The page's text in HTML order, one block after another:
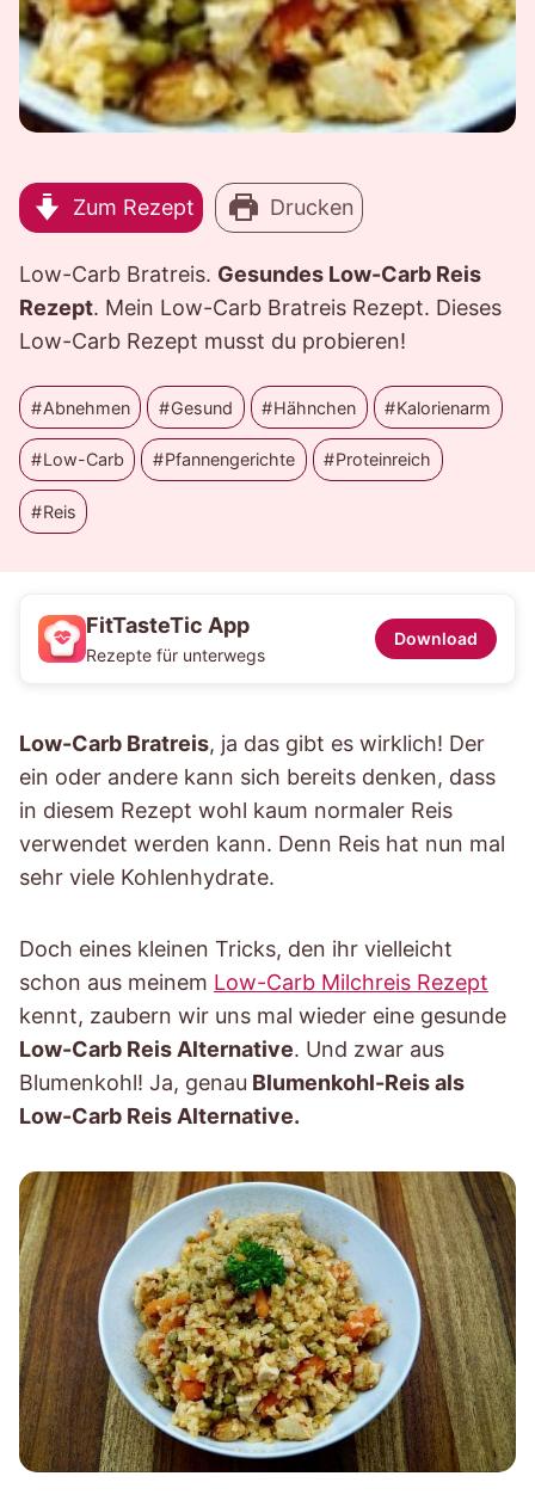
Zum Rezept Drucken
Low-Carb Bratreis. Gesundes Low-Carb Reis
Rezept. Mein Low-Carb Bratreis Rezept. Dieses
Low-Carb Rezept musst du probieren!
Abnehmen Gesund Hähnchen Kalorienarm
Low-Carb Pfannengerichte Proteinreich
Reis
FitTasteTic App
Rezepte für unterwegs
Download
Low-Carb Bratreis, ja das gibt es wirklich! Der
ein oder andere kann sich bereits denken, dass
in diesem Rezept wohl kaum normaler Reis
verwendet werden kann. Denn Reis hat nun mal
sehr viele Kohlenhydrate.
Doch eines kleinen Tricks, den ihr vielleicht
schon aus meinem Low-Carb Milchreis Rezept
kennt, zaubern wir uns mal wieder eine gesunde
Low-Carb Reis Alternative. Und zwar aus
Blumenkohl! Ja, genau Blumenkohl-Reis als
Low-Carb Reis Alternative.